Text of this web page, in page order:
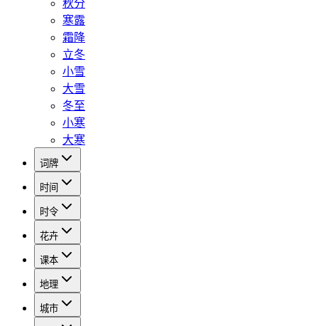
秋分
寒露
霜降
立冬
小雪
大雪
冬至
小寒
大寒
词牌
时间
时令
花卉
课本
地理
城市